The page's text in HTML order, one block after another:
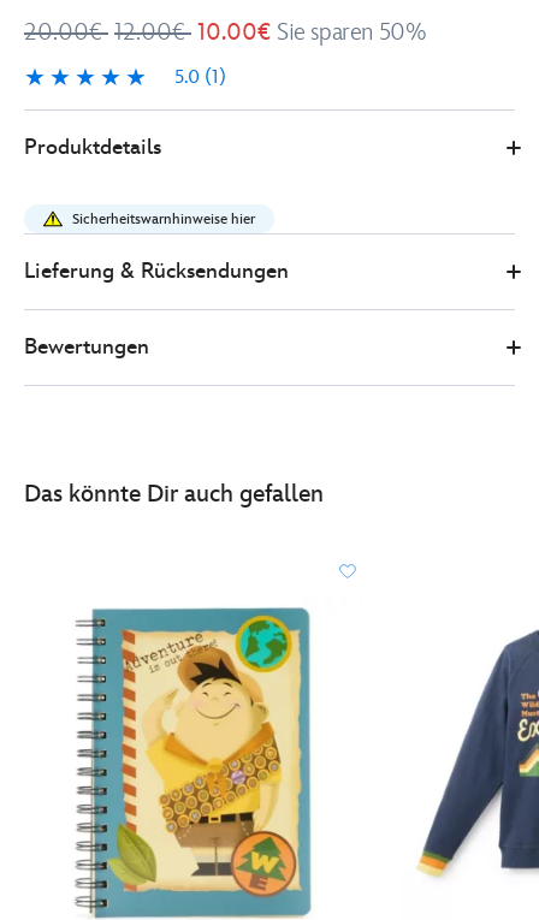
20.00€ 12.00€ 10.00€ Sie sparen 50%
5.0 (1)
5.0
1
Store
10.00
abenteuer-
becher-
433110881274.html
Produktdetails
Sicherheitswarnhinweise hier
Lieferung & Rücksendungen
Bewertungen
Das könnte Dir auch gefallen